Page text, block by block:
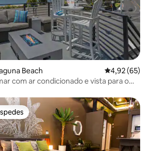
Beach 4,92 de uma
4,92 (65)
com ar condicionado e vista para o